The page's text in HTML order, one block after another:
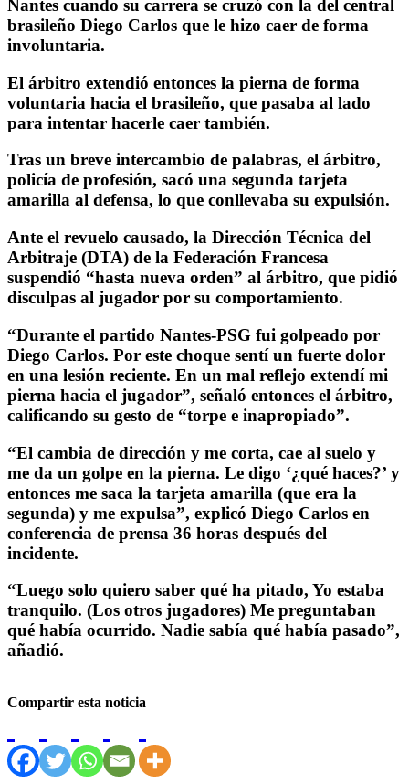
Nantes cuando su carrera se cruzó con la del central
brasileño Diego Carlos que le hizo caer de forma
involuntaria.
El árbitro extendió entonces la pierna de forma
voluntaria hacia el brasileño, que pasaba al lado
para intentar hacerle caer también.
Tras un breve intercambio de palabras, el árbitro,
policía de profesión, sacó una segunda tarjeta
amarilla al defensa, lo que conllevaba su expulsión.
Ante el revuelo causado, la Dirección Técnica del
Arbitraje (DTA) de la Federación Francesa
suspendió “hasta nueva orden” al árbitro, que pidió
disculpas al jugador por su comportamiento.
“Durante el partido Nantes-PSG fui golpeado por
Diego Carlos. Por este choque sentí un fuerte dolor
en una lesión reciente. En un mal reflejo extendí mi
pierna hacia el jugador”, señaló entonces el árbitro,
calificando su gesto de “torpe e inapropiado”.
“El cambia de dirección y me corta, cae al suelo y
me da un golpe en la pierna. Le digo ‘¿qué haces?’ y
entonces me saca la tarjeta amarilla (que era la
segunda) y me expulsa”, explicó Diego Carlos en
conferencia de prensa 36 horas después del
incidente.
“Luego solo quiero saber qué ha pitado, Yo estaba
tranquilo. (Los otros jugadores) Me preguntaban
qué había ocurrido. Nadie sabía qué había pasado”,
añadió.
Compartir esta noticia